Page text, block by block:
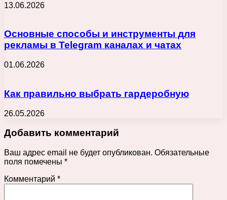
13.06.2026
Основные способы и инструменты для
рекламы в Telegram каналах и чатах
01.06.2026
Как правильно выбрать гардеробную
26.05.2026
Добавить комментарий
Ваш адрес email не будет опубликован. Обязательные
поля помечены *
Комментарий *